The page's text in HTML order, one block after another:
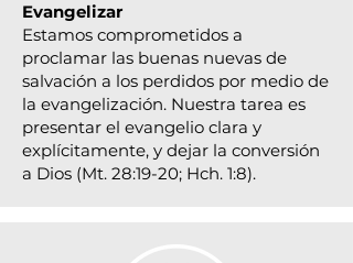
Evangelizar
Estamos comprometidos a
proclamar las buenas nuevas de
salvación a los perdidos por medio de
la evangelización. Nuestra tarea es
presentar el evangelio clara y
explícitamente, y dejar la conversión
a Dios (Mt. 28:19-20; Hch. 1:8).